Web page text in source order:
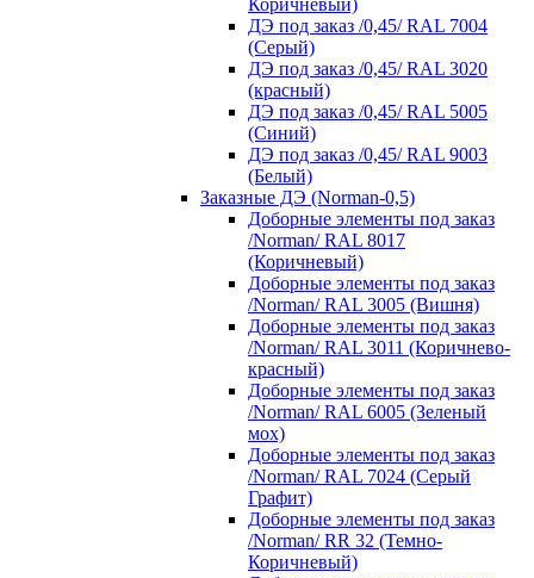
ДЭ под заказ /0,45/ RAL 7004
(Серый)
ДЭ под заказ /0,45/ RAL 3020
(красный)
ДЭ под заказ /0,45/ RAL 5005
(Синий)
ДЭ под заказ /0,45/ RAL 9003
(Белый)
Заказные ДЭ (Norman-0,5)
Доборные элементы под заказ
/Norman/ RAL 8017
(Коричневый)
Доборные элементы под заказ
/Norman/ RAL 3005 (Вишня)
Доборные элементы под заказ
/Norman/ RAL 3011 (Коричнево-
красный)
Доборные элементы под заказ
/Norman/ RAL 6005 (Зеленый
мох)
Доборные элементы под заказ
/Norman/ RAL 7024 (Серый
Графит)
Доборные элементы под заказ
/Norman/ RR 32 (Темно-
Коричневый)